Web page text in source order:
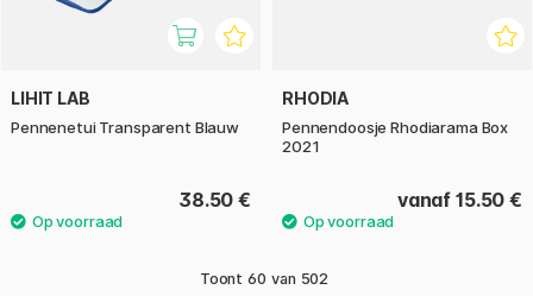
LIHIT LAB
Pennenetui Transparent Blauw
38.50 €
RHODIA
Pennendoosje Rhodiarama Box
2021
vanaf 15.50 €
Toont 60 van 502